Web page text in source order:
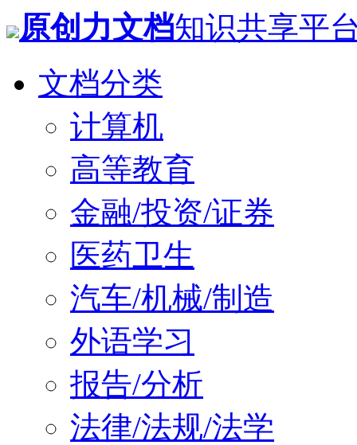
原创力文档知识共享平
文档分类
计算机
高等教育
金融/投资/证券
医药卫生
汽车/机械/制造
外语学习
报告/分析
法律/法规/法学